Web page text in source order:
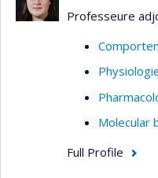
Professeure
Molecular
Full Profile